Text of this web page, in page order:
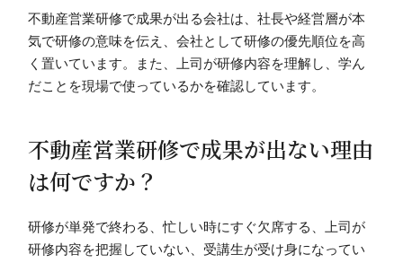
不動産営業研修で成果が出る会社は、社長や経営層が本
気で研修の意味を伝え、会社として研修の優先順位を高
く置いています。また、上司が研修内容を理解し、学ん
だことを現場で使っているかを確認しています。
不動産営業研修で成果が出ない理由
は何ですか？
研修が単発で終わる、忙しい時にすぐ欠席する、上司が
研修内容を把握していない、受講生が受け身になってい